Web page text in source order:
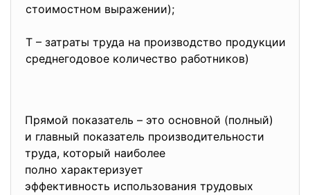
стоимостном выражении);
Т – затраты труда на производство продукции
среднегодовое количество работников)
Прямой показатель – это основной (полный)
и главный показатель производительности
труда, который наиболее
полно характеризует
эффективность использования трудовых